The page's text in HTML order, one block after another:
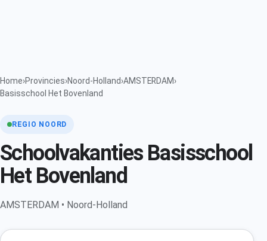
Home›Provincies›Noord-Holland›AMSTERDAM›
Basisschool Het Bovenland
REGIO NOORD
Schoolvakanties Basisschool
Het Bovenland
AMSTERDAM • Noord-Holland